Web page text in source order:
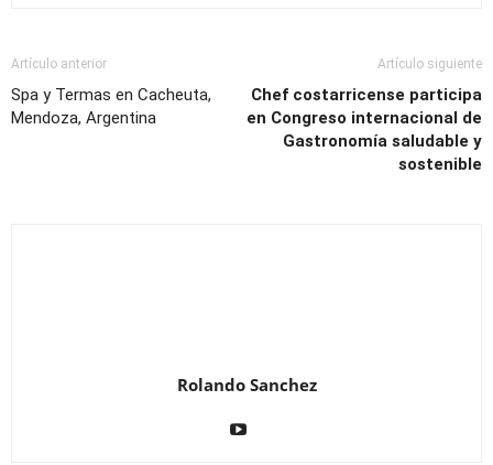
Artículo anterior
Spa y Termas en Cacheuta,
Mendoza, Argentina
Artículo siguiente
Chef costarricense participa
en Congreso internacional de
Gastronomía saludable y
sostenible
Rolando Sanchez